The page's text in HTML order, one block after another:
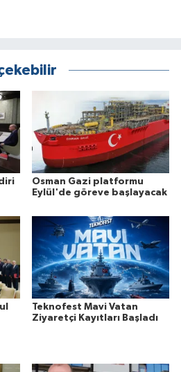
Osman Gazi platformu
Eylül'de göreve başlayacak
Teknofest Mavi Vatan
Ziyaretçi Kayıtları Başladı